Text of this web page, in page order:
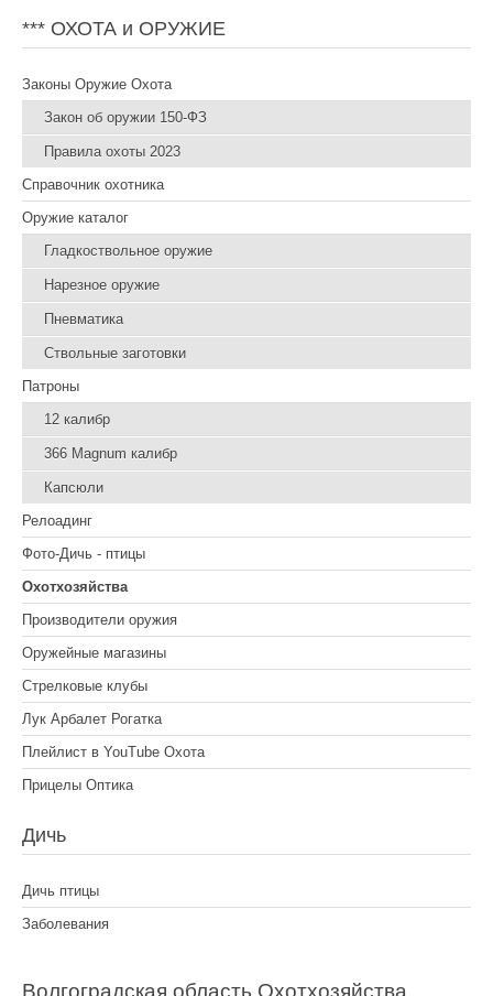
*** ОХОТА и ОРУЖИЕ
Законы Оружие Охота
Закон об оружии 150-ФЗ
Правила охоты 2023
Справочник охотника
Оружие каталог
Гладкоствольное оружие
Нарезное оружие
Пневматика
Ствольные заготовки
Патроны
12 калибр
366 Magnum калибр
Капсюли
Релоадинг
Фото-Дичь - птицы
Охотхозяйства
Производители оружия
Оружейные магазины
Стрелковые клубы
Лук Арбалет Рогатка
Плейлист в YouTube Охота
Прицелы Оптика
Дичь
Дичь птицы
Заболевания
Волгоградская область Охотхозяйства